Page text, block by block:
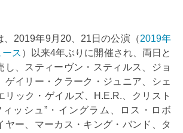
、2019年9月20、21日の公演（2019年
ス ）以来4年ぶりに開催され、両日と
し、スティーヴン・スティルス、ジョ
ゲイリー・クラーク・ジュニア、シェ
リック・ゲイルズ、H.E.R.、クリスト
ィッシュ”・イングラム、ロス・ロボ
ヤー、マーカス・キング・バンド、タ